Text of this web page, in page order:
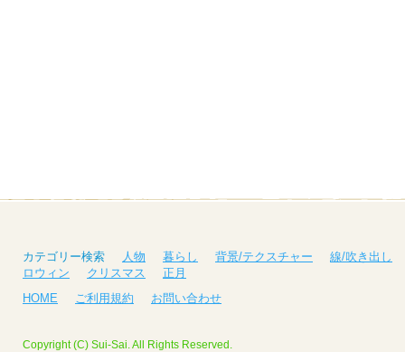
カテゴリー検索 人物 暮らし 背景/テクスチャー
線/吹き出し
ロウィン
クリスマス
正月
HOME
ご利用規約 お問い合わせ
Copyright (C) Sui-Sai. All Rights Reserved.